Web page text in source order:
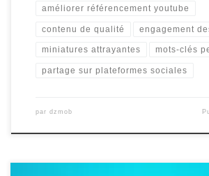
améliorer référencement youtube
contenu de qualité engagement
miniatures attrayantes mots-clés
partage sur plateformes sociales
par dzmob